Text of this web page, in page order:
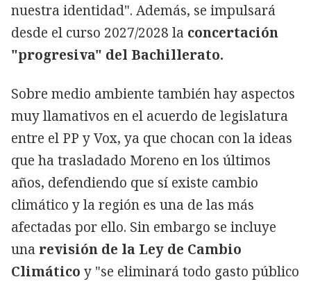
nuestra identidad". Además, se impulsará
desde el curso 2027/2028 la concertación
"progresiva" del Bachillerato.
Sobre medio ambiente también hay aspectos
muy llamativos en el acuerdo de legislatura
entre el PP y Vox, ya que chocan con la ideas
que ha trasladado Moreno en los últimos
años, defendiendo que sí existe cambio
climático y la región es una de las más
afectadas por ello. Sin embargo se incluye
una revisión de la Ley de Cambio
Climático y "se eliminará todo gasto público